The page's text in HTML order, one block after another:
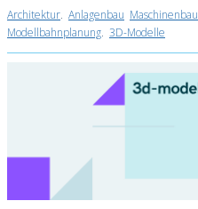
Architektur. Anlagenbau Maschinenbau
Modellbahnplanung. 3D-Modelle